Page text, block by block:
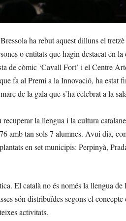
ha rebut aquest dilluns el
o entitats que hagin destacat en
de còmic ‘Cavall Fort’ i el Centre
fa al Premi a la Innovació, ha estat
de la gala que s’ha celebrat a la
la llengua i la cultura
amb tan sols 7 alumnes. Avui dia,
en set municipis: Perpinyà,
El català no és només la llengua
són distribuïdes segons el
activitats.